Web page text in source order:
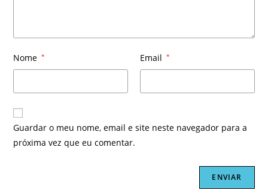
Nome * Email *
Guardar o meu nome, email e site neste navegador para a
próxima vez que eu comentar.